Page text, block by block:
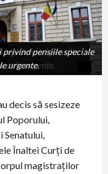
legi privind pensiile
urgente.
privind pensiile speciale
urgente.
decis să sesizeze
Poporului,
Senatului,
Înaltei Curți de
magistraților